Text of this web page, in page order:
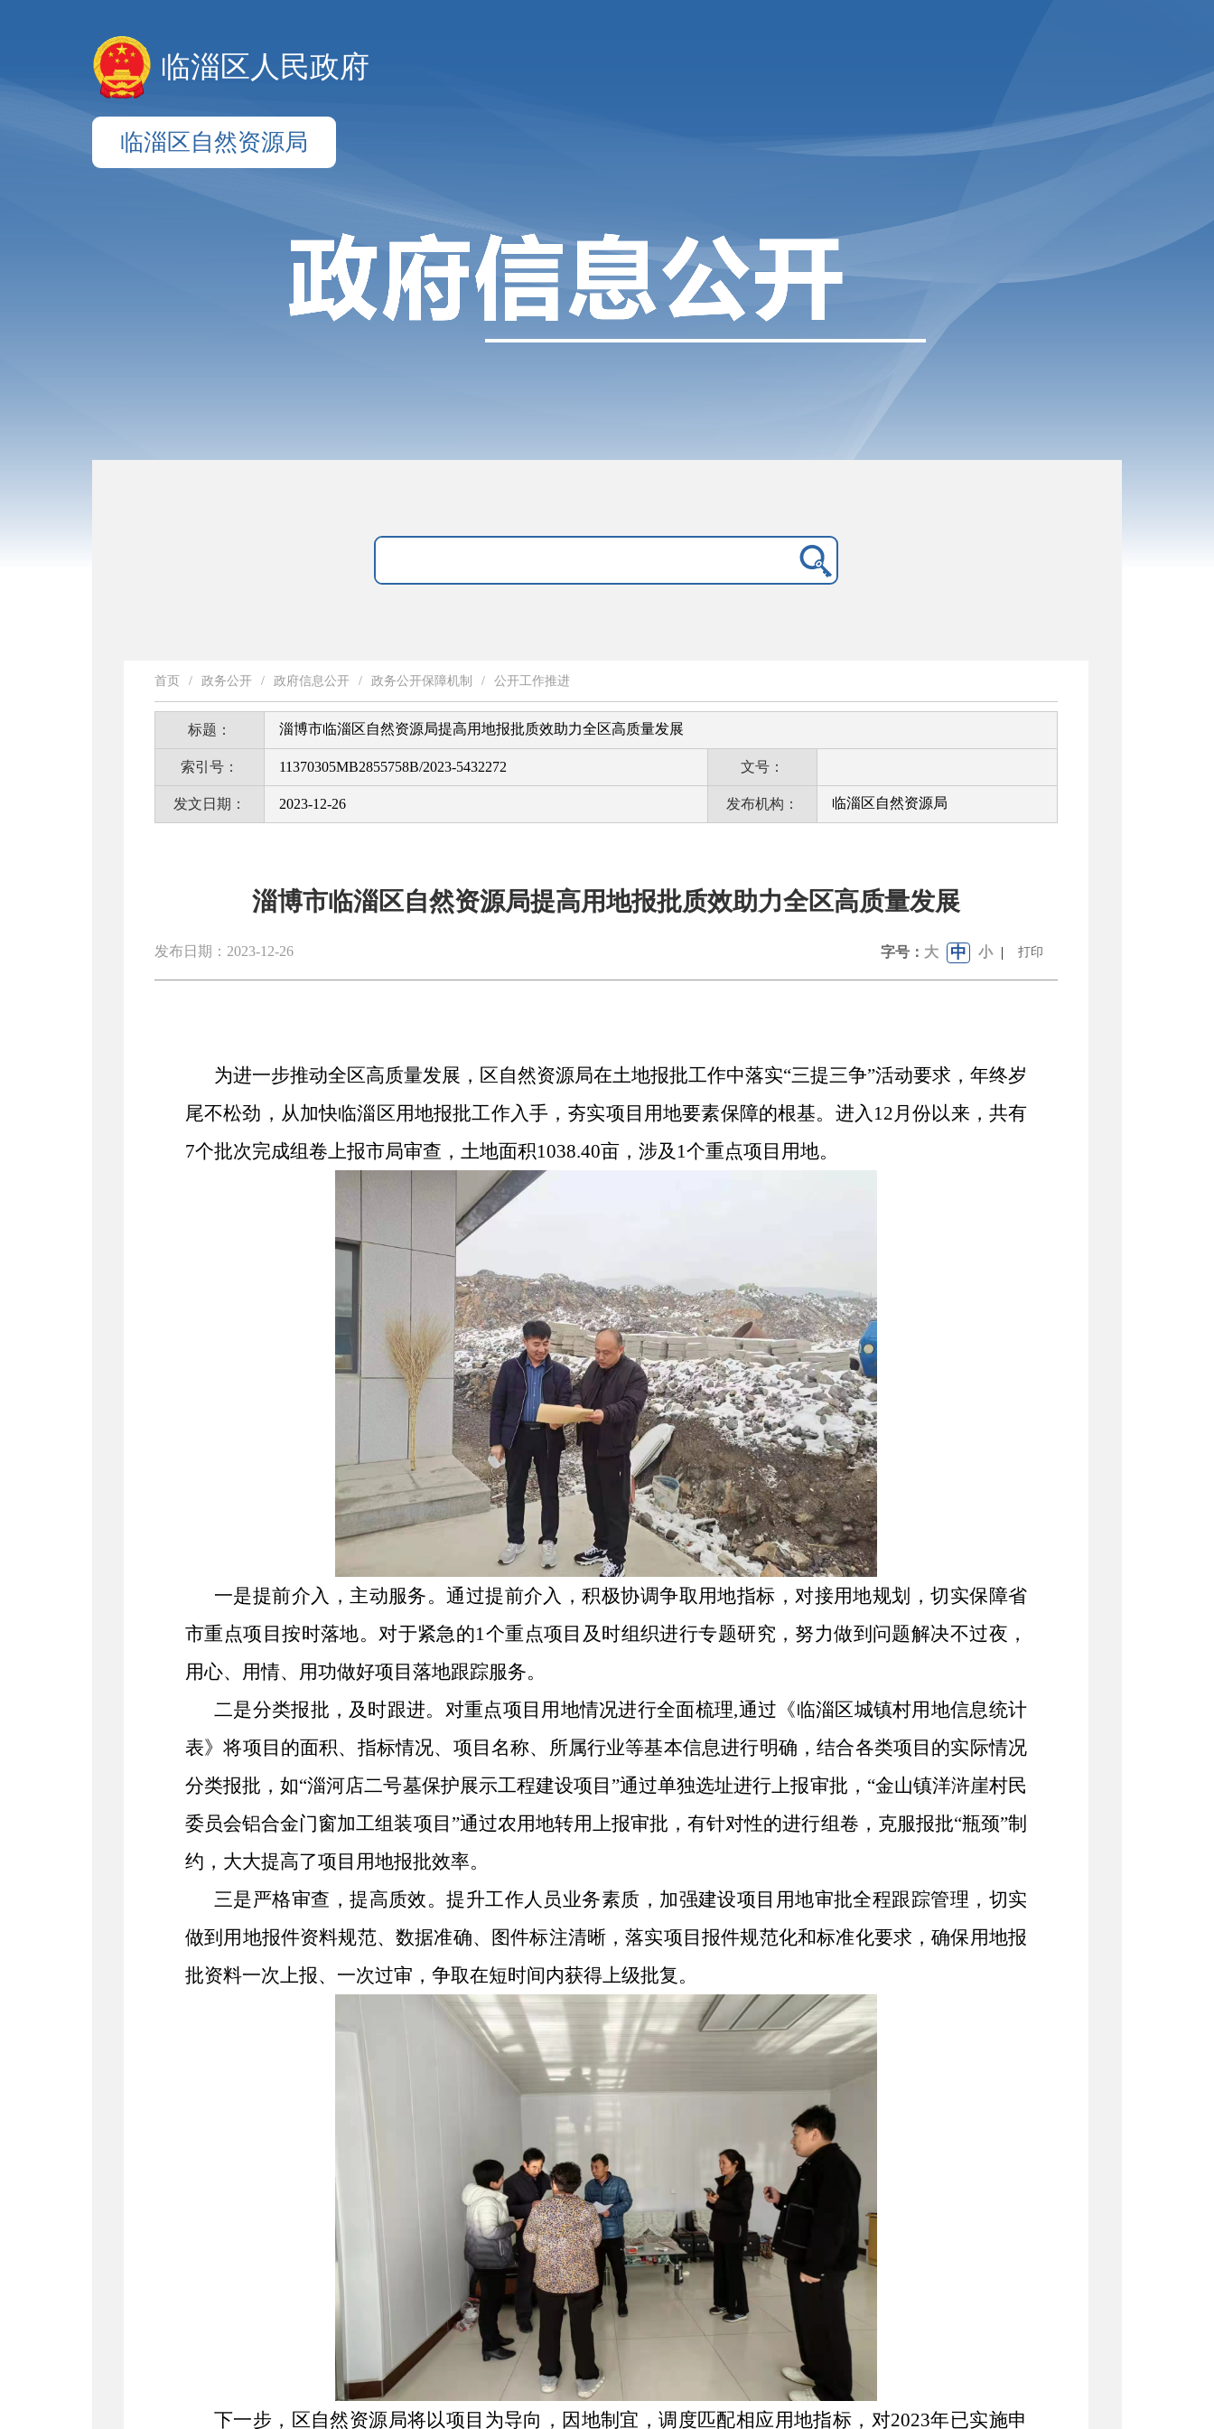
临淄区人民政府
临淄区自然资源局
首页 / 政务公开 / 政府信息公开 / 政务公开保障机制 / 公开工作推进
标题： 淄博市临淄区自然资源局提高用地报批质效助力全区高质量发展
索引号： 11370305MB2855758B/2023-5432272 文号：
发文日期： 2023-12-26 发布机构： 临淄区自然资源局
淄博市临淄区自然资源局提高用地报批质效助力全区高质量发展
发布日期：2023-12-26 字号： 大 中 小 | 打印
为进一步推动全区高质量发展，区自然资源局在土地报批工作中落实“三提三争”活动要求，年终岁
尾不松劲，从加快临淄区用地报批工作入手，夯实项目用地要素保障的根基。进入12月份以来，共有
7个批次完成组卷上报市局审查，土地面积1038.40亩，涉及1个重点项目用地。
一是提前介入，主动服务。通过提前介入，积极协调争取用地指标，对接用地规划，切实保障省
市重点项目按时落地。对于紧急的1个重点项目及时组织进行专题研究，努力做到问题解决不过夜，
用心、用情、用功做好项目落地跟踪服务。
二是分类报批，及时跟进。对重点项目用地情况进行全面梳理,通过《临淄区城镇村用地信息统计
表》将项目的面积、指标情况、项目名称、所属行业等基本信息进行明确，结合各类项目的实际情况
分类报批，如“淄河店二号墓保护展示工程建设项目”通过单独选址进行上报审批，“金山镇洋浒崖村民
委员会铝合金门窗加工组装项目”通过农用地转用上报审批，有针对性的进行组卷，克服报批“瓶颈”制
约，大大提高了项目用地报批效率。
三是严格审查，提高质效。提升工作人员业务素质，加强建设项目用地审批全程跟踪管理，切实
做到用地报件资料规范、数据准确、图件标注清晰，落实项目报件规范化和标准化要求，确保用地报
批资料一次上报、一次过审，争取在短时间内获得上级批复。
下一步，区自然资源局将以项目为导向，因地制宜，调度匹配相应用地指标，对2023年已实施申